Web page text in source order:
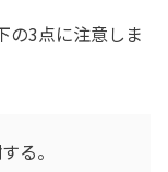
の3点に注意しま
る。